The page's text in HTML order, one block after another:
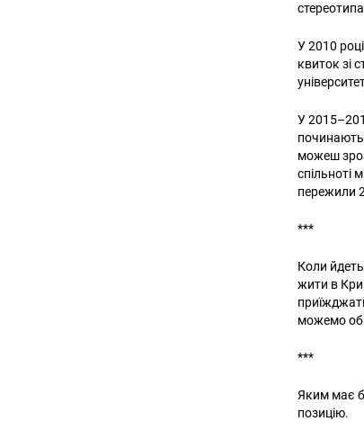
У 2010
квиток зі
У
можеш
спільноті
пережили
***
Коли
жити в
можемо
***
Яким має
позицію.